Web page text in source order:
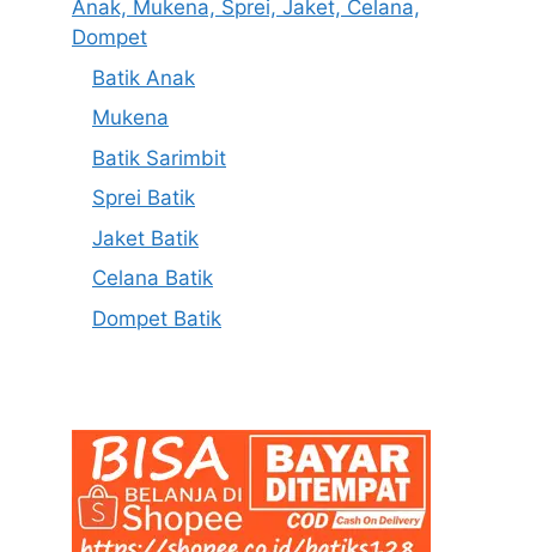
Anak, Mukena, Sprei, Jaket, Celana,
Dompet
Batik Anak
Mukena
Batik Sarimbit
Sprei Batik
Jaket Batik
Celana Batik
Dompet Batik